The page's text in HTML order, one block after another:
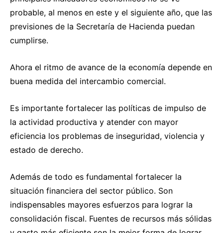
probable, al menos en este y el siguiente año, que las
previsiones de la Secretaría de Hacienda puedan
cumplirse.
Ahora el ritmo de avance de la economía depende en
buena medida del intercambio comercial.
Es importante fortalecer las políticas de impulso de
la actividad productiva y atender con mayor
eficiencia los problemas de inseguridad, violencia y
estado de derecho.
Además de todo es fundamental fortalecer la
situación financiera del sector público. Son
indispensables mayores esfuerzos para lograr la
consolidación fiscal. Fuentes de recursos más sólidas